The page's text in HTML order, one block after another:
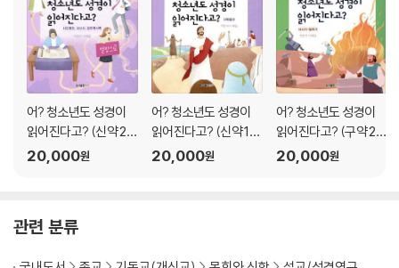
Lesson 4 두 유월절(2,3) 지나 제자 훈련 MT(초막절)까지 갈릴리 사역
완료!
Lesson 5 드디어 갈릴리를 떠나 오~~랜만에 예루살렘에서 초막절, 수
전절 대중설교를 하시고~
Lesson 6 제자들에게는 유언 강론(감,다,포)을 남기신 후 십자가에 처형
되시다
Lesson 7 예수 부활 이후, 갈릴리 사나이들 예루살렘에 교회 개척!
Lesson 8 혜성처럼 나타난 바울, 해외 갈라디아교회 개척!
Lesson 11 다행히 잘~해결하고 1,2,3차 여행 마무리한 후, 드디어 로마
어? 청소년도 성경이
읽어진다고? (신약 2
탄/학생용)
20,000원
어? 청소년도 성경이
읽어진다고? (신약 1
탄/학생용)
20,000원
어? 청소년도 성경이
읽어진다고? (구약 2
탄/학생용)
20,000원
관련 분류